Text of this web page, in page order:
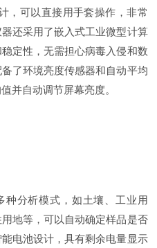
，可以直接用手套操作，非常
还采用了嵌入式工业微型计算
定性，无需担心病毒入侵和数
了环境亮度传感器和自动平均
并自动调节屏幕亮度。
种分析模式，如土壤、工业用
地等，可以自动确定样品是否
电池设计，具有剩余电量显示